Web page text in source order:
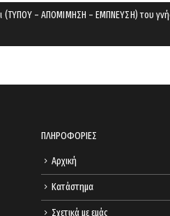
– ΑΠΟΜΙΜΗΣΗ – ΕΜΠΝΕΥΣΗ) του
ΠΛΗΡΟΦΟΡΙΕΣ
Αρχική
Κατάστημα
Σχετικά με εμάς